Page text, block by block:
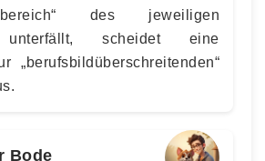
des jeweiligen
unterfällt, scheidet eine
„berufsbildüberschreitenden“
Bode